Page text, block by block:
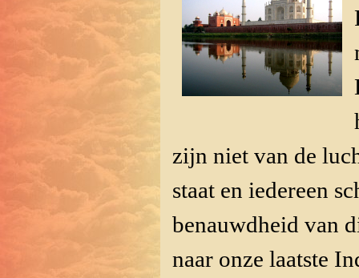
zijn niet van de
staat en iedereen
benauwdheid van
naar onze laatste